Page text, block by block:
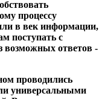
конфликт между
собственность
делиться этими
процессу
в век информации,
возможных ответов -